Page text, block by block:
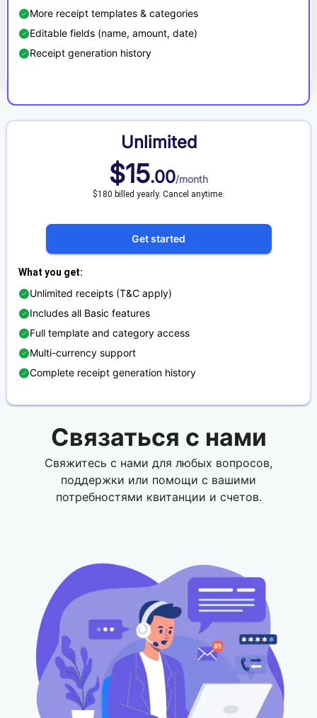
More receipt templates & categories
Editable fields (name, amount, date)
Receipt generation history
Unlimited
$15.00/month
$180 billed yearly. Cancel anytime.
Get started
What you get:
Unlimited receipts (T&C apply)
Includes all Basic features
Full template and category access
Multi-currency support
Complete receipt generation history
Связаться с нами
Свяжитесь с нами для любых вопросов,
поддержки или помощи с вашими
потребностями квитанции и счетов.